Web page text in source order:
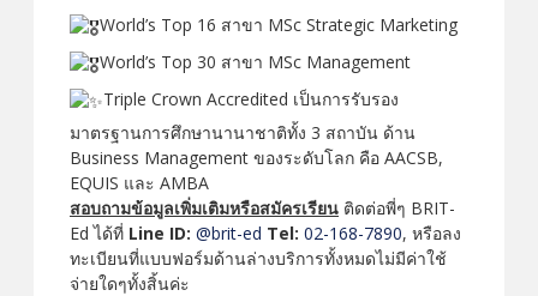
World’s Top 16 สาขา MSc Strategic Marketing
World’s Top 30 สาขา MSc Management
Triple Crown Accredited เป็นการรับรอง
มาตรฐานการศึกษานานาชาติทั้ง 3 สถาบัน ด้าน
Business Management ของระดับโลก คือ AACSB,
EQUIS และ AMBA
สอบถามข้อมูลเพิ่มเติมหรือสมัครเรียน ติดต่อพี่ๆ BRIT-
Ed ได้ที่ Line ID: @brit-ed Tel: 02-168-7890, หรือลง
ทะเบียนที่แบบฟอร์มด้านล่างบริการทั้งหมดไม่มีค่าใช้
จ่ายใดๆทั้งสิ้นค่ะ